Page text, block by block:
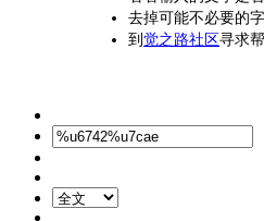
去掉可能不必要的
到 觉之路社区寻求